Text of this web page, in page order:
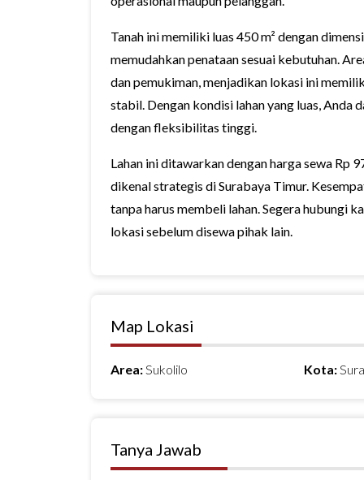
Tanah ini memiliki luas 450 m² dengan
memudahkan penataan sesuai kebutuhan.
dan pemukiman, menjadikan lokasi ini
stabil. Dengan kondisi lahan yang luas, Anda
dengan fleksibilitas tinggi.
Lahan ini ditawarkan dengan harga sewa Rp
dikenal strategis di Surabaya Timur.
tanpa harus membeli lahan. Segera hubungi
lokasi sebelum disewa pihak lain.
Map Lokasi
Area:Sukolilo Kota:
Tanya Jawab